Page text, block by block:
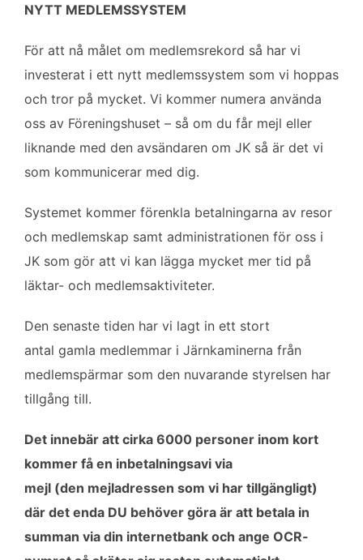
NYTT MEDLEMSSYSTEM
För att nå målet om medlemsrekord så har vi
investerat i ett nytt medlemssystem som vi hoppas
och tror på mycket. Vi kommer numera använda
oss av Föreningshuset – så om du får mejl eller
liknande med den avsändaren om JK så är det vi
som kommunicerar med dig.
Systemet kommer förenkla betalningarna av resor
och medlemskap samt administrationen för oss i
JK som gör att vi kan lägga mycket mer tid på
läktar- och medlemsaktiviteter.
Den senaste tiden har vi lagt in ett stort
antal gamla medlemmar i Järnkaminerna från
medlemspärmar som den nuvarande styrelsen har
tillgång till.
Det innebär att cirka 6000 personer inom kort
kommer få en inbetalningsavi via
mejl (den mejladressen som vi har tillgängligt)
där det enda DU behöver göra är att betala in
summan via din internetbank och ange OCR-